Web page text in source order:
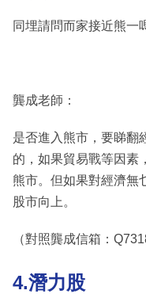
同埋請問而家接近熊一
龔成老師：
是否進入熊市，要睇翻
的，如果貿易戰等因素
熊市。但如果對經濟無
股市向上。
（對照龔成信箱：
4.潛力股